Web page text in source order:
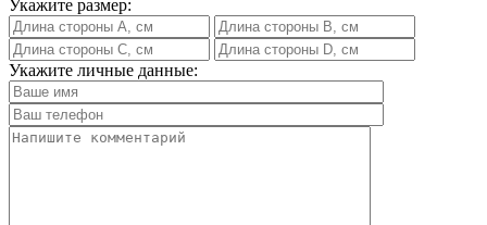
Укажите размер:
Укажите личные данные: